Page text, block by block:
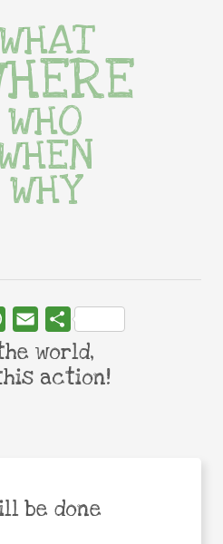
be done
WHO
WHY
WhatsApp
Email Share
world,
action!